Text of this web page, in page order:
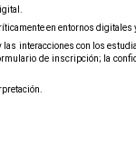
en entornos
interacciones con los
de inscripción; la